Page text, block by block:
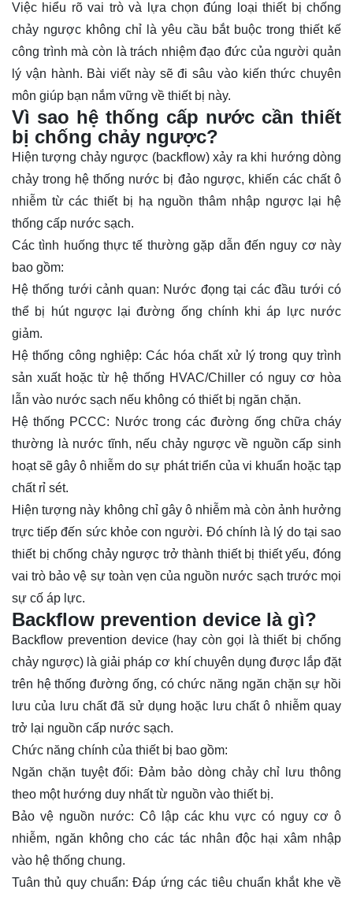
Việc hiểu rõ vai trò và lựa chọn đúng loại thiết bị chống
chảy ngược không chỉ là yêu cầu bắt buộc trong thiết kế
công trình mà còn là trách nhiệm đạo đức của người quản
lý vận hành. Bài viết này sẽ đi sâu vào kiến thức chuyên
môn giúp bạn nắm vững về thiết bị này.
Vì sao hệ thống cấp nước cần thiết
bị chống chảy ngược?
Hiện tượng chảy ngược (backflow) xảy ra khi hướng dòng
chảy trong hệ thống nước bị đảo ngược, khiến các chất ô
nhiễm từ các thiết bị hạ nguồn thâm nhập ngược lại hệ
thống cấp nước sạch.
Các tình huống thực tế thường gặp dẫn đến nguy cơ này
bao gồm:
Hệ thống tưới cảnh quan: Nước đọng tại các đầu tưới có
thể bị hút ngược lại đường ống chính khi áp lực nước
giảm.
Hệ thống công nghiệp: Các hóa chất xử lý trong quy trình
sản xuất hoặc từ hệ thống HVAC/Chiller có nguy cơ hòa
lẫn vào nước sạch nếu không có thiết bị ngăn chặn.
Hệ thống PCCC: Nước trong các đường ống chữa cháy
thường là nước tĩnh, nếu chảy ngược về nguồn cấp sinh
hoạt sẽ gây ô nhiễm do sự phát triển của vi khuẩn hoặc tạp
chất rỉ sét.
Hiện tượng này không chỉ gây ô nhiễm mà còn ảnh hưởng
trực tiếp đến sức khỏe con người. Đó chính là lý do tại sao
thiết bị chống chảy ngược trở thành thiết bị thiết yếu, đóng
vai trò bảo vệ sự toàn vẹn của nguồn nước sạch trước mọi
sự cố áp lực.
Backflow prevention device là gì?
Backflow prevention device (hay còn gọi là thiết bị chống
chảy ngược) là giải pháp cơ khí chuyên dụng được lắp đặt
trên hệ thống đường ống, có chức năng ngăn chặn sự hồi
lưu của lưu chất đã sử dụng hoặc lưu chất ô nhiễm quay
trở lại nguồn cấp nước sạch.
Chức năng chính của thiết bị bao gồm:
Ngăn chặn tuyệt đối: Đảm bảo dòng chảy chỉ lưu thông
theo một hướng duy nhất từ nguồn vào thiết bị.
Bảo vệ nguồn nước: Cô lập các khu vực có nguy cơ ô
nhiễm, ngăn không cho các tác nhân độc hại xâm nhập
vào hệ thống chung.
Tuân thủ quy chuẩn: Đáp ứng các tiêu chuẩn khắt khe về